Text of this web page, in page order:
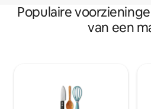
Populaire
van een